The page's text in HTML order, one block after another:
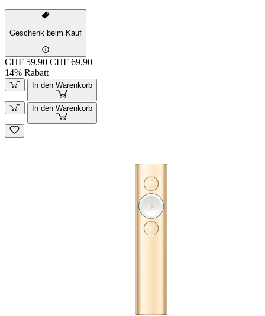
Geschenk beim Kauf
CHF 59.90 CHF 69.90
14% Rabatt
In den Warenkorb
In den Warenkorb